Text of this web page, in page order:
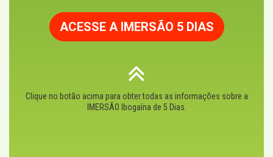
ACESSE A IMERSÃO 5 DIAS
Clique no botão acima para obter todas as informações sobre a
IMERSÃO Ibogaína de 5 Dias.